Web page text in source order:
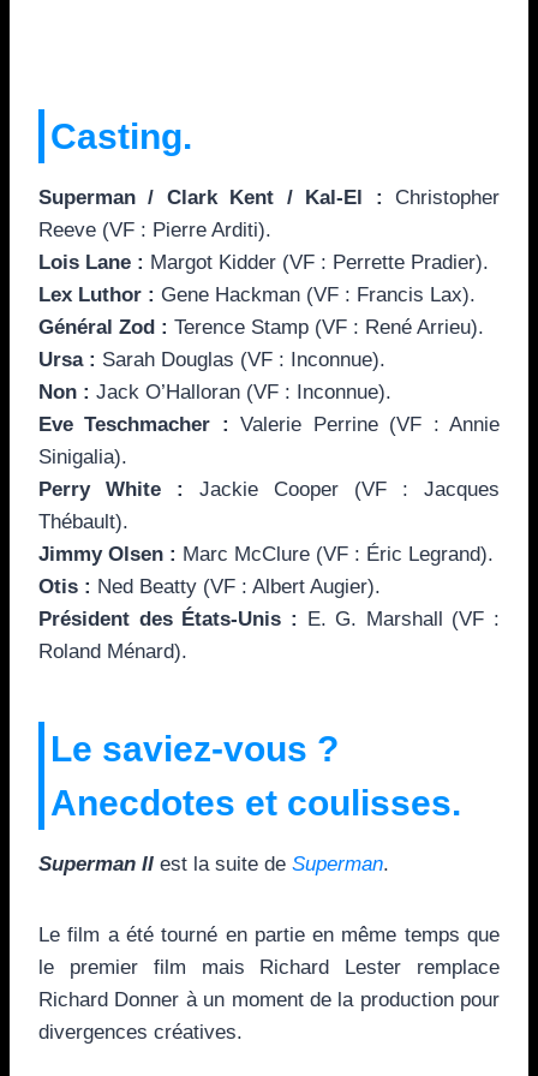
Casting.
Superman / Clark Kent / Kal-El : Christopher
Reeve (VF : Pierre Arditi).
Lois Lane : Margot Kidder (VF : Perrette Pradier).
Lex Luthor : Gene Hackman (VF : Francis Lax).
Général Zod : Terence Stamp (VF : René Arrieu).
Ursa : Sarah Douglas (VF : Inconnue).
Non : Jack O’Halloran (VF : Inconnue).
Eve Teschmacher : Valerie Perrine (VF : Annie
Sinigalia).
Perry White :
Jackie Cooper (VF : Jacques
Thébault).
Jimmy Olsen : Marc McClure (VF : Éric Legrand).
Otis : Ned Beatty (VF : Albert Augier).
Président des États-Unis : E. G. Marshall (VF :
Roland Ménard).
Le saviez-vous ?
Anecdotes et coulisses.
Superman II est la suite de Superman.
Le film a été tourné en partie en même temps que
le premier film mais Richard Lester remplace
Richard Donner à un moment de la production pour
divergences créatives.